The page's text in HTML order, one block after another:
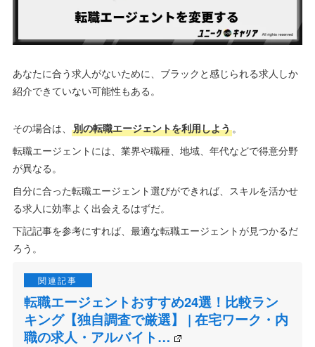
あなたに合う求人がないために、ブラックと感じられる求人しか
紹介できていない可能性もある。
その場合は、 別の転職エージェントを利用しよう。
転職エージェントには、業界や職種、地域、年代などで得意分野
が異なる。
自分に合った転職エージェント選びができれば、スキルを活かせ
る求人に効率よく出会えるはずだ。
下記記事を参考にすれば、最適な転職エージェントが見つかるだ
ろう。
転職エージェントおすすめ24選！比較ラン
キング【独自調査で厳選】 | 在宅ワーク・内
職の求人・アルバイト…